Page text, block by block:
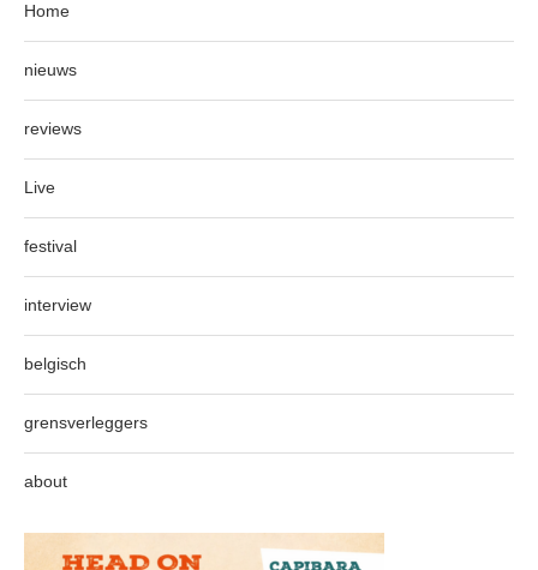
Home
nieuws
reviews
Live
festival
interview
belgisch
grensverleggers
about